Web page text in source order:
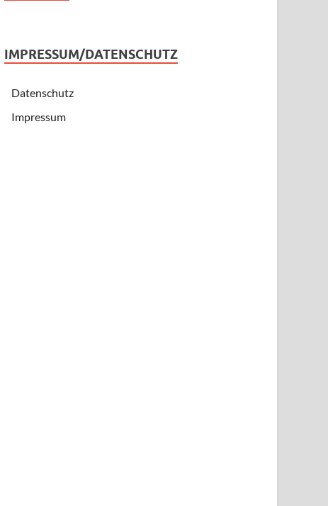
IMPRESSUM/DATENSCHUTZ
Datenschutz
Impressum